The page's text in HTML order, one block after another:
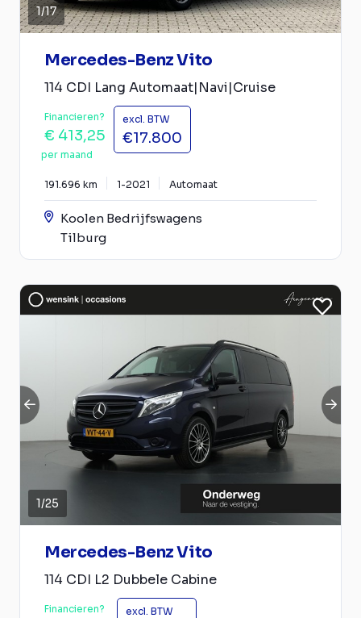
1/17
Mercedes-Benz Vito
114 CDI Lang Automaat|Navi|Cruise
Financieren?
€ 413,25
per maand
excl. BTW
€17.800
191.696 km 1-2021 Automaat
Koolen Bedrijfswagens
Tilburg
1/25
Mercedes-Benz Vito
114 CDI L2 Dubbele Cabine
Financieren? excl. BTW